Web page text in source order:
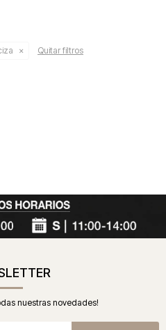
Quitar filtros
nuestras novedades!